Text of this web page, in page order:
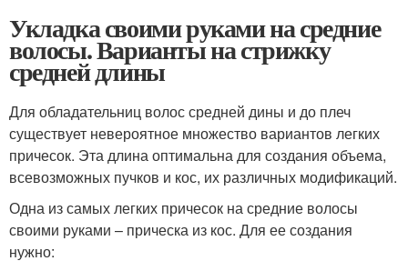
Укладка своими руками на средние
волосы. Варианты на стрижку
средней длины
Для обладательниц волос средней дины и до плеч
существует невероятное множество вариантов легких
причесок. Эта длина оптимальна для создания объема,
всевозможных пучков и кос, их различных модификаций.
Одна из самых легких причесок на средние волосы
своими руками – прическа из кос. Для ее создания
нужно: